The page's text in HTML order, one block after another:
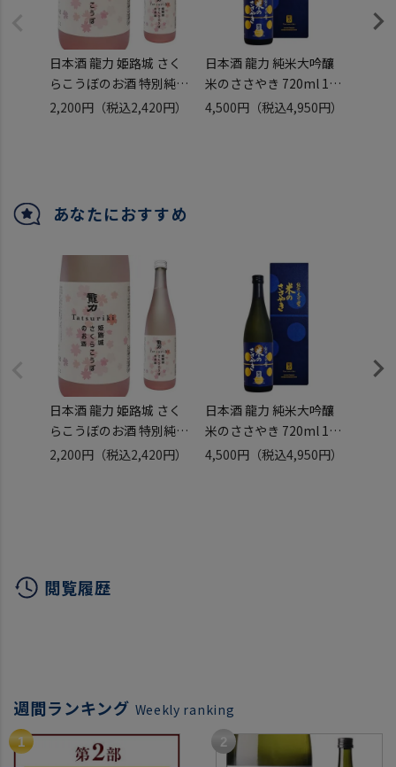
日本酒 龍力 姫路城 さく
らこうぼのお酒 特別純米
酒 720ml 15度 兵庫 本田
2,200円 （税込2,420円）
日本酒 龍力 純米大吟釀
米のささやき 720ml 16
度 兵庫 本田商店 姫路 山
4,500円 （税込4,950円）
あなたにおすすめ
日本酒 龍力 姫路城 さく
らこうぼのお酒 特別純米
酒 720ml 15度 兵庫 本田
2,200円 （税込2,420円）
日本酒 龍力 純米大吟釀
米のささやき 720ml 16
度 兵庫 本田商店 姫路 山
4,500円 （税込4,950円）
閲覧履歴
週間ランキング Weekly ranking